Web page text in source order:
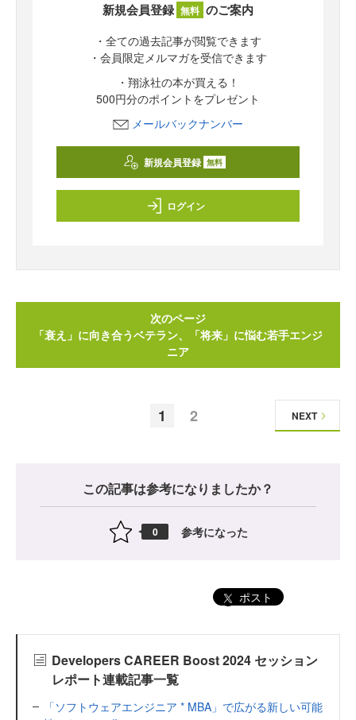
新規会員登録 無料 のご案内
・全ての過去記事が閲覧できます
・会員限定メルマガを受信できます
・翔泳社の本が買える！
500円分のポイントをプレゼント
メールバックナンバー
新規会員登録 無料
ログイン
次のページ
「衰え」に向き合うベテラン、「将来」に悩む若手エンジ
ニア
1 2 NEXT
この記事は参考になりましたか？
0 参考になった
ポスト
Developers CAREER Boost 2024 セッション
レポート連載記事一覧
「ソフトウェアエンジニア * MBA」で広がる新しい可能